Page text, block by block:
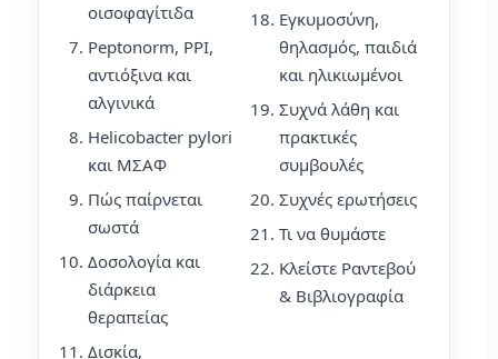
οισοφαγίτιδα
Peptonorm, PPI,
αντιόξινα και
αλγινικά
Helicobacter pylori
και ΜΣΑΦ
Πώς παίρνεται
σωστά
Δοσολογία και
διάρκεια
θεραπείας
Δισκία,
Εγκυμοσύνη,
θηλασμός, παιδιά
και ηλικιωμένοι
Συχνά λάθη και
πρακτικές
συμβουλές
Συχνές ερωτήσεις
Τι να θυμάστε
Κλείστε Ραντεβού
& Βιβλιογραφία